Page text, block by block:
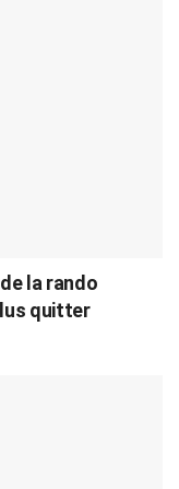
la rando
quitter